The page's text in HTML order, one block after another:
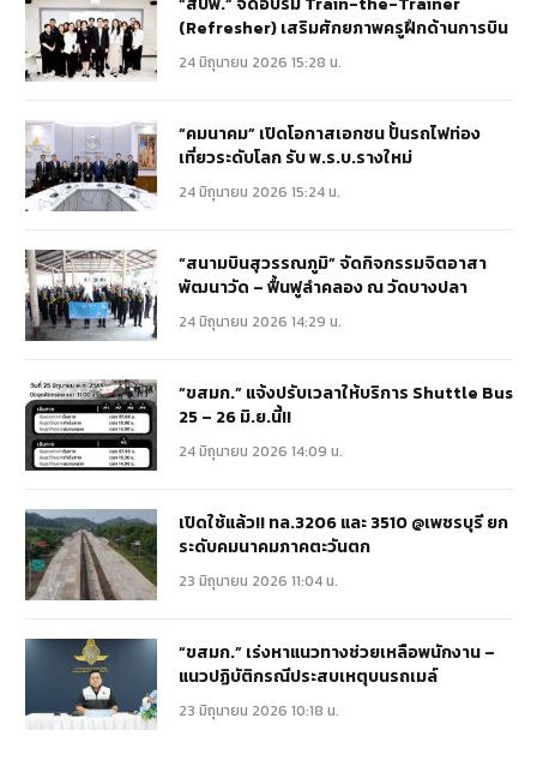
(Refresher) เสริมศักยภาพครูฝึกด้านการบิน
24 มิถุนายน 2026 15:28 น.
“คมนาคม” เปิดโอกาสเอกชน ปั้นรถไฟท่อง
เที่ยวระดับโลก รับ พ.ร.บ.รางใหม่
24 มิถุนายน 2026 15:24 น.
“สนามบินสุวรรณภูมิ” จัดกิจกรรมจิตอาสา
พัฒนาวัด – ฟื้นฟูลำคลอง ณ วัดบางปลา
24 มิถุนายน 2026 14:29 น.
“ขสมก.” แจ้งปรับเวลาให้บริการ Shuttle Bus
25 – 26 มิ.ย.นี้!!
24 มิถุนายน 2026 14:09 น.
เปิดใช้แล้ว!! ทล.3206 และ 3510 @เพชรบุรี ยก
ระดับคมนาคมภาคตะวันตก
23 มิถุนายน 2026 11:04 น.
“ขสมก.” เร่งหาแนวทางช่วยเหลือพนักงาน –
แนวปฏิบัติกรณีประสบเหตุบนรถเมล์
23 มิถุนายน 2026 10:18 น.